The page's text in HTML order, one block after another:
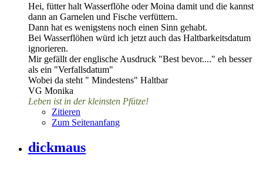
Hei, fütter halt Wasserflöhe oder Moina damit und die kannst
dann an Garnelen und Fische verfüttern.
Dann hat es wenigstens noch einen Sinn gehabt.
Bei Wasserflöhen würd ich jetzt auch das Haltbarkeitsdatum
ignorieren.
Mir gefällt der englische Ausdruck "Best bevor...." eh besser
als ein "Verfallsdatum"
Wobei da steht " Mindestens" Haltbar
VG Monika
Leben ist in der kleinsten Pfütze!
Zitieren
Zum Seitenanfang
dickmaus